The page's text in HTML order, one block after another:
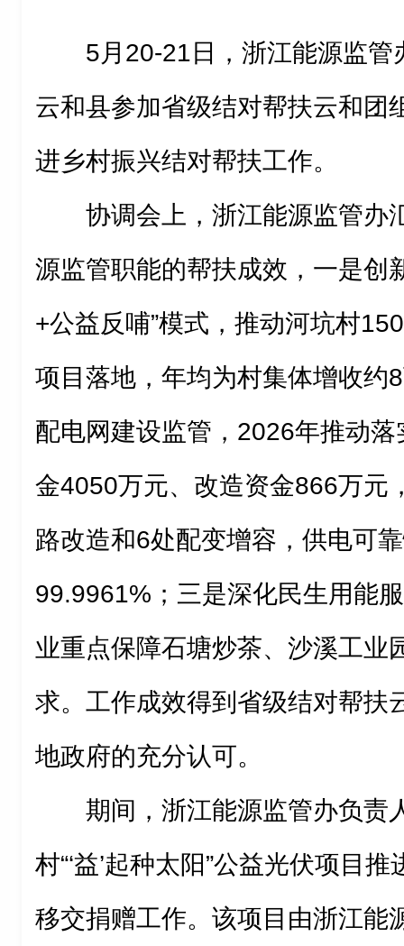
5月20-21日，浙江能源监管
云和县参加省级结对帮扶云和团
进乡村振兴结对帮扶工作。
协调会上，浙江能源监管办
源监管职能的帮扶成效，一是创
+公益反哺”模式，推动河坑村
项目落地，年均为村集体增收约
配电网建设监管，2026年推动
金4050万元、改造资金866万元
路改造和6处配变增容，供电可
99.9961%；三是深化民生用能
业重点保障石塘炒茶、沙溪工业
求。工作成效得到省级结对帮扶
地政府的充分认可。
期间，浙江能源监管办负责
村“‘益’起种太阳”公益光伏项目
移交捐赠工作。该项目由浙江能